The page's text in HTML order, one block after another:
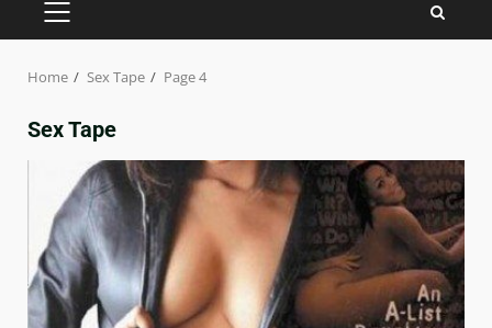
PRIMARY
Home Sex Tape Page 4
Sex Tape